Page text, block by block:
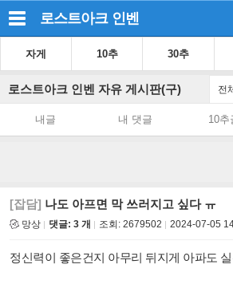
로스트아크 인벤
자게 10추 30추
로스트아크 인벤 자유 게시판(구) 전
내글 내 댓글 10추
[잡담] 나도 아프면 막 쓰러지고 싶다 ㅠ
망상 댓글: 3 개 조회: 2679502 2024-07-05
정신력이 좋은건지 아무리 뒤지게 아파도